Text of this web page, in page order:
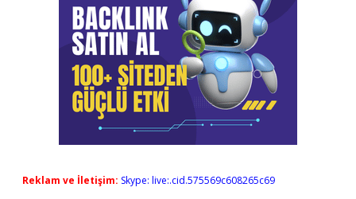
Reklam ve İletişim: Skype: live:.cid.575569c608265c69